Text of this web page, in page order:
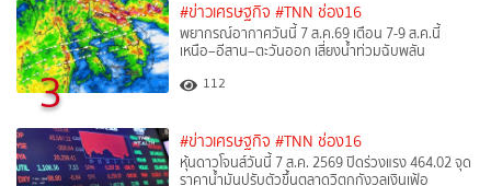
3
#ข่าวเศรษฐกิจ #TNN ช่อง16
พยากรณ์อากาศวันนี้ 7 ส.ค.69 เตือน 7-9 ส.ค.นี้
เหนือ–อีสาน–ตะวันออก เสี่ยงน้ำท่วมฉับพลัน
112
#ข่าวเศรษฐกิจ #TNN ช่อง16
หุ้นดาวโจนส์วันนี้ 7 ส.ค. 2569 ปิดร่วงแรง 464.02 จุด
ราคาน้ำมันปรับตัวขึ้นตลาดวิตกกังวลเงินเฟ้อ